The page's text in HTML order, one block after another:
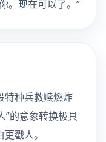
。现在可以了。”
特种兵救赎燃炸
”的意象转换极具
戳人。